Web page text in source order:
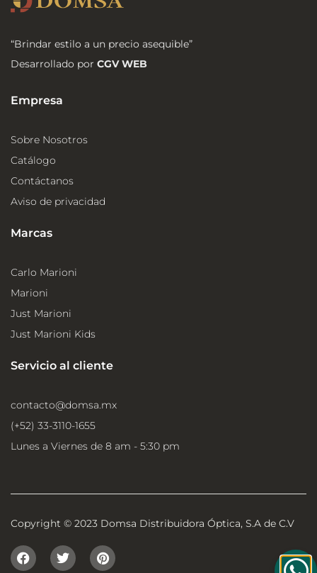
“Brindar estilo a un precio asequible”
Desarrollado por CGV WEB
Empresa
Sobre Nosotros
Catálogo
Contáctanos
Aviso de privacidad
Marcas
Carlo Marioni
Marioni
Just Marioni
Just Marioni Kids
Servicio al cliente
contacto@domsa.mx
(+52) 33-3110-1655
Lunes a Viernes de 8 am - 5:30 pm
Copyright © 2023 Domsa Distribuidora Óptica, S.A de C.V